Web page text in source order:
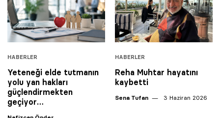
HABERLER
Yeteneği elde tutmanın
yolu yan hakları
güçlendirmekten
geçiyor…
HABERLER
Reha Muhtar hayatını
kaybetti
Sena Tufan 3 Haziran 2026